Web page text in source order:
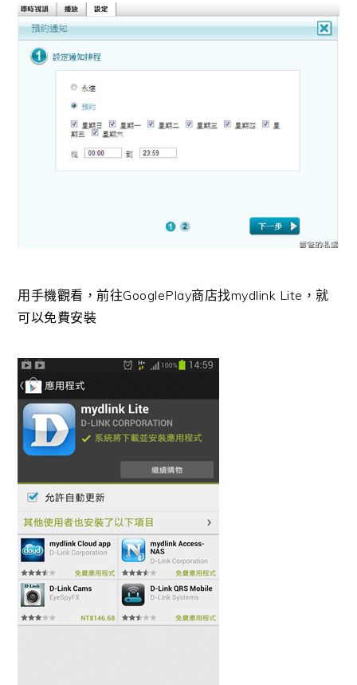
用手機觀看，前往GooglePlay商店找mydlink Lite，就
可以免費安裝